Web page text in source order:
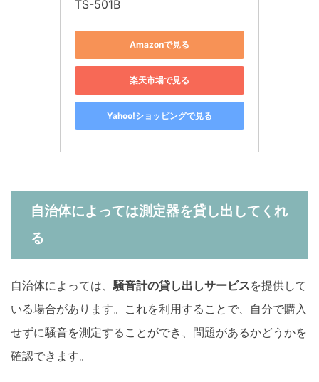
TS-501B
Amazonで見る
楽天市場で見る
Yahoo!ショッピングで見る
自治体によっては測定器を貸し出してくれ
る
自治体によっては、 騒音計の貸し出しサービスを提供して
いる場合があります。これを利用することで、自分で購入
せずに騒音を測定することができ、問題があるかどうかを
確認できます。